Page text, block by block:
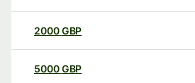
2000GBP
5000GBP